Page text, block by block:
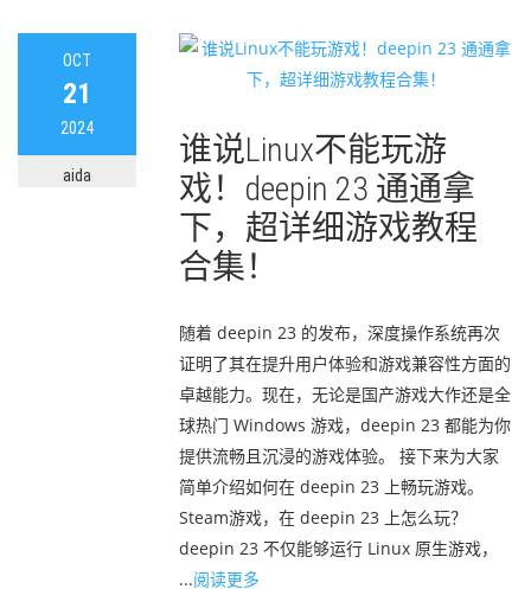
OCT
21
2024
aida
谁说Linux不能玩游
戏！deepin 23 通通拿
下，超详细游戏教程
合集！
随着 deepin 23 的发布，深度操作系统再次
证明了其在提升用户体验和游戏兼容性方面的
卓越能力。现在，无论是国产游戏大作还是全
球热门 Windows 游戏，deepin 23 都能为你
提供流畅且沉浸的游戏体验。 接下来为大家
简单介绍如何在 deepin 23 上畅玩游戏。
Steam游戏，在 deepin 23 上怎么玩？
deepin 23 不仅能够运行 Linux 原生游戏，
...阅读更多